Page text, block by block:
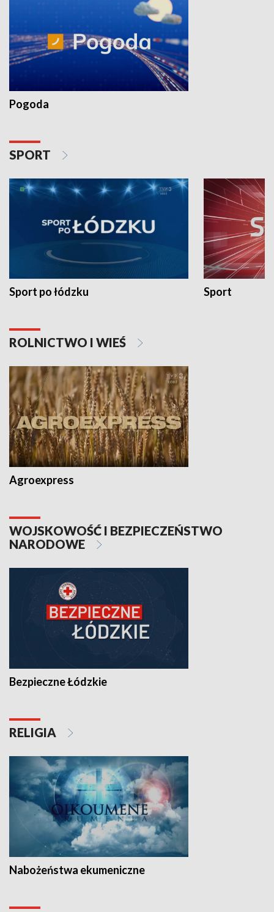
Pogoda
SPORT
Sport po łódzku Sport
ROLNICTWO I WIEŚ
Agroexpress
WOJSKOWOŚĆ I BEZPIECZEŃSTWO
NARODOWE
Bezpieczne Łódzkie
RELIGIA
Nabożeństwa ekumeniczne